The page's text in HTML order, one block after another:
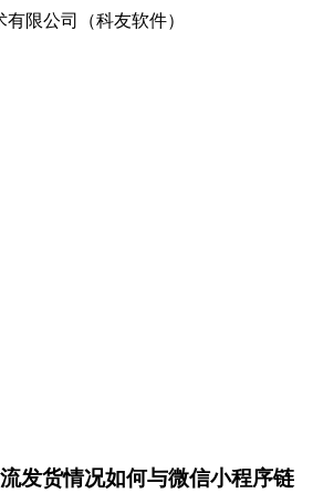
发货情况如何与微信小程序链